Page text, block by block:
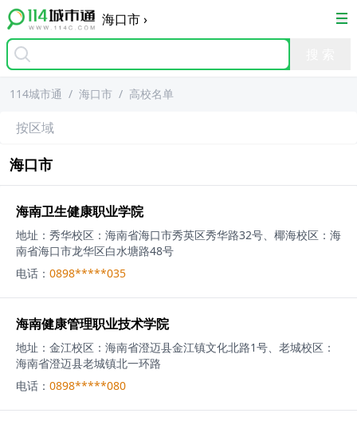
海口市›
114城市通 / 海口市 / 高校名单
按区域
海口市
海南卫生健康职业学院
地址： 秀华校区：海南省海口市秀英区秀华路32号、椰海校区：海
南省海口市龙华区白水塘路48号
电话： 0898*****035
海南健康管理职业技术学院
地址： 金江校区：海南省澄迈县金江镇文化北路1号、老城校区：
海南省澄迈县老城镇北一环路
电话： 0898*****080